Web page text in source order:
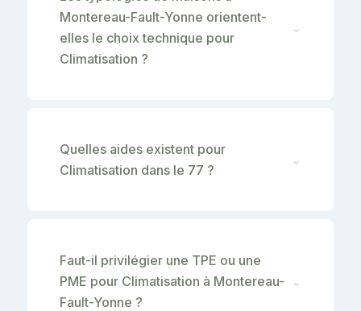
Montereau-Fault-Yonne orientent-
elles le choix technique pour
Climatisation ?
⌄
Quelles aides existent pour
Climatisation dans le 77 ?
⌄
Faut-il privilégier une TPE ou une
PME pour Climatisation à Montereau-
Fault-Yonne ?
⌄